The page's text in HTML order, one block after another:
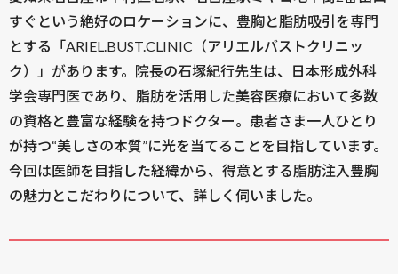
すぐという絶好のロケーションに、豊胸と脂肪吸引を専門
とする「ARIEL.BUST.CLINIC（アリエルバストクリニッ
ク）」があります。院長の石塚紀行先生は、日本形成外科
学会専門医であり、脂肪を活用した美容医療において多数
の資格と豊富な経験を持つドクター。患者さま一人ひとり
が持つ“美しさの本質”に光を当てることを目指しています。
今回は医師を目指した経緯から、得意とする脂肪注入豊胸
の魅力とこだわりについて、詳しく伺いました。